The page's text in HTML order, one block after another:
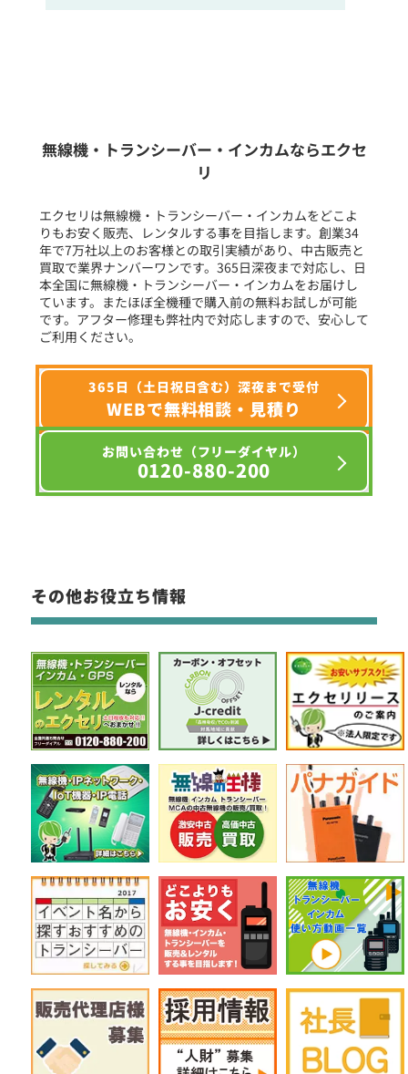
フリーワード入力(製品名等)
選択条件をリセット
無線機・トランシーバー・インカムならエクセ
リ
エクセリは無線機・トランシーバー・インカムをどこよ
りもお安く販売、レンタルする事を目指します。創業34
年で7万社以上のお客様との取引実績があり、中古販売と
買取で業界ナンバーワンです。365日深夜まで対応し、日
本全国に無線機・トランシーバー・インカムをお届けし
ています。またほぼ全機種で購入前の無料お試しが可能
です。アフター修理も弊社内で対応しますので、安心して
ご利用ください。
365日（土日祝日含む）深夜まで受付
WEBで無料相談・見積り
お問い合わせ（フリーダイヤル）
0120-880-200
その他お役立ち情報